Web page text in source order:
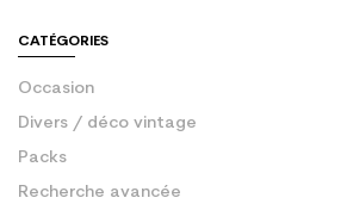
CATÉGORIES
Occasion
Divers / déco vintage
Packs
Recherche avancée